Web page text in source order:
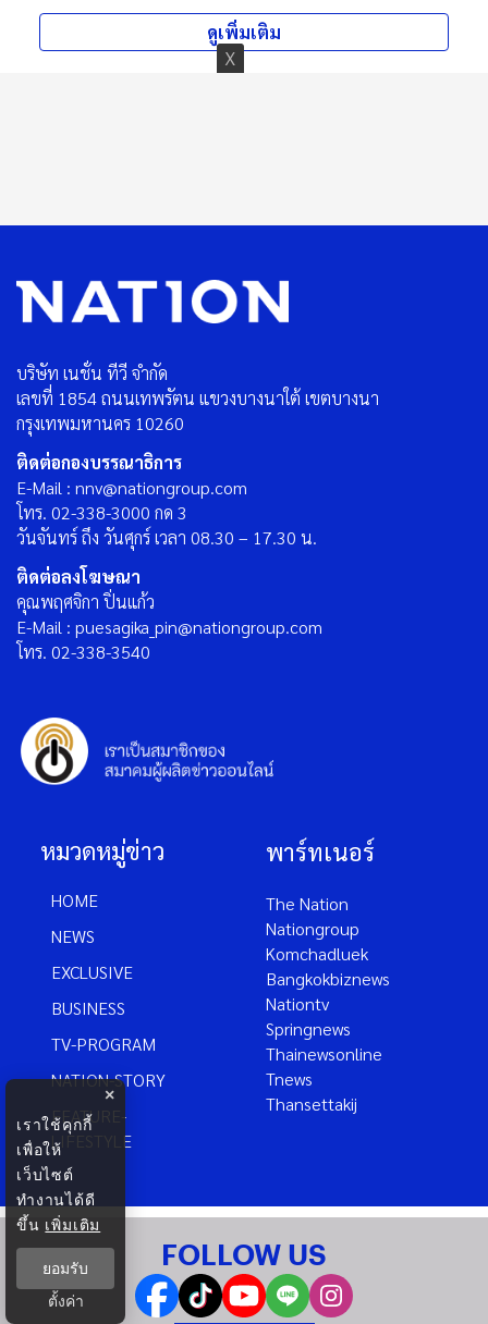
ดูเพิ่มเติม
บริษัท เนชั่น ทีวี จำกัด
เลขที่ 1854 ถนนเทพรัตน แขวงบางนาใต้ เขตบางนา
กรุงเทพมหานคร 10260
ติดต่อกองบรรณาธิการ
E-Mail : nnv@nationgroup.com
โทร. 02-338-3000 กด 3
วันจันทร์ ถึง วันศุกร์ เวลา 08.30 – 17.30 น.
ติดต่อลงโฆษณา
คุณพฤศจิกา ปิ่นแก้ว
E-Mail : puesagika_pin@nationgroup.com
โทร. 02-338-3540
หมวดหมู่ข่าว
HOME
NEWS
EXCLUSIVE
BUSINESS
TV-PROGRAM
NATION-STORY
FEATURE-
LIFESTYLE
พาร์ทเนอร์
The Nation
Nationgroup
Komchadluek
Bangkokbiznews
Nationtv
Springnews
Thainewsonline
Tnews
Thansettakij
FOLLOW US
×
เราใช้คุกกี้
เพื่อให้
เว็บไซต์
ทำงานได้ดี
ขึ้น เพิ่มเติม
ยอมรับ
ตั้งค่า